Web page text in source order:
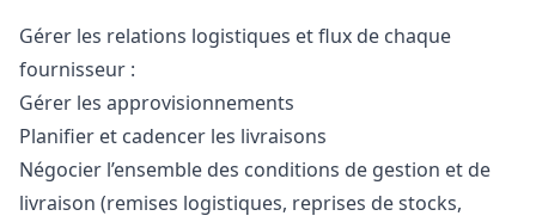
Gérer les relations logistiques et flux de chaque
fournisseur :
Gérer les approvisionnements
Planifier et cadencer les livraisons
Négocier l’ensemble des conditions de gestion et de
livraison (remises logistiques, reprises de stocks,